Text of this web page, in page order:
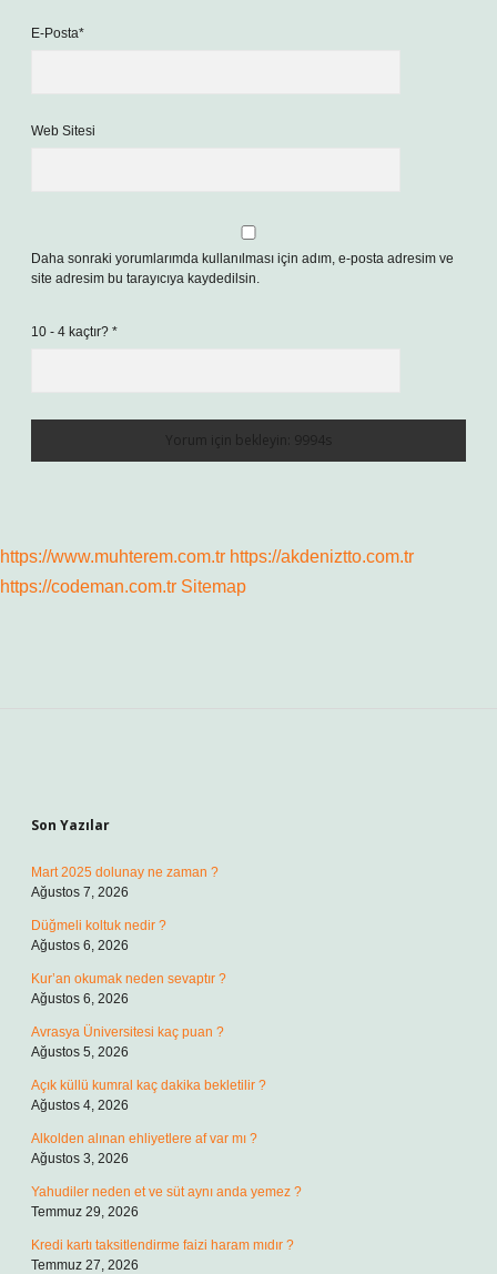
E-Posta*
Web Sitesi
Daha sonraki yorumlarımda kullanılması için adım, e-posta adresim ve
site adresim bu tarayıcıya kaydedilsin.
10 - 4 kaçtır? *
https://www.muhterem.com.tr https://akdeniztto.com.tr
https://codeman.com.tr Sitemap
Son Yazılar
Mart 2025 dolunay ne zaman ?
Ağustos 7, 2026
Düğmeli koltuk nedir ?
Ağustos 6, 2026
Kur’an okumak neden sevaptır ?
Ağustos 6, 2026
Avrasya Üniversitesi kaç puan ?
Ağustos 5, 2026
Açık küllü kumral kaç dakika bekletilir ?
Ağustos 4, 2026
Alkolden alınan ehliyetlere af var mı ?
Ağustos 3, 2026
Yahudiler neden et ve süt aynı anda yemez ?
Temmuz 29, 2026
Kredi kartı taksitlendirme faizi haram mıdır ?
Temmuz 27, 2026